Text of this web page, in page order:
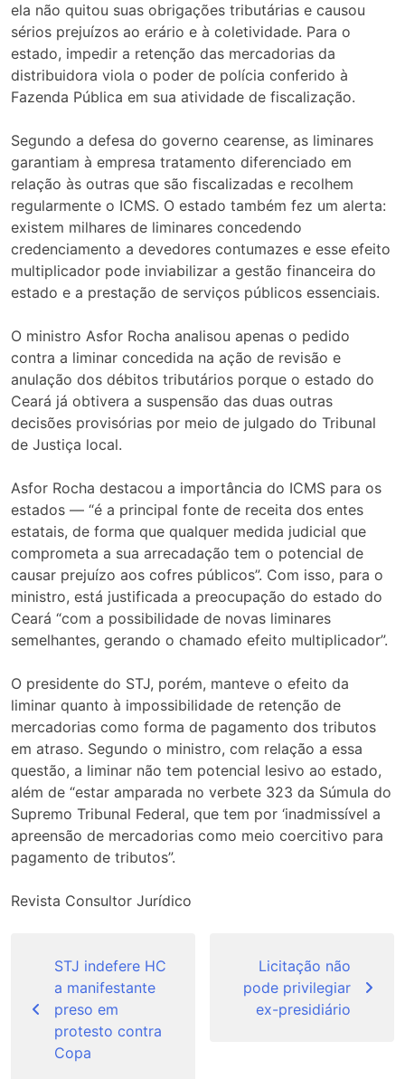
ela não quitou suas obrigações tributárias e causou
sérios prejuízos ao erário e à coletividade. Para o
estado, impedir a retenção das mercadorias da
distribuidora viola o poder de polícia conferido à
Fazenda Pública em sua atividade de fiscalização.
Segundo a defesa do governo cearense, as liminares
garantiam à empresa tratamento diferenciado em
relação às outras que são fiscalizadas e recolhem
regularmente o ICMS. O estado também fez um alerta:
existem milhares de liminares concedendo
credenciamento a devedores contumazes e esse efeito
multiplicador pode inviabilizar a gestão financeira do
estado e a prestação de serviços públicos essenciais.
O ministro Asfor Rocha analisou apenas o pedido
contra a liminar concedida na ação de revisão e
anulação dos débitos tributários porque o estado do
Ceará já obtivera a suspensão das duas outras
decisões provisórias por meio de julgado do Tribunal
de Justiça local.
Asfor Rocha destacou a importância do ICMS para os
estados — “é a principal fonte de receita dos entes
estatais, de forma que qualquer medida judicial que
comprometa a sua arrecadação tem o potencial de
causar prejuízo aos cofres públicos”. Com isso, para o
ministro, está justificada a preocupação do estado do
Ceará “com a possibilidade de novas liminares
semelhantes, gerando o chamado efeito multiplicador”.
O presidente do STJ, porém, manteve o efeito da
liminar quanto à impossibilidade de retenção de
mercadorias como forma de pagamento dos tributos
em atraso. Segundo o ministro, com relação a essa
questão, a liminar não tem potencial lesivo ao estado,
além de “estar amparada no verbete 323 da Súmula do
Supremo Tribunal Federal, que tem por ‘inadmissível a
apreensão de mercadorias como meio coercitivo para
pagamento de tributos”.
Revista Consultor Jurídico
Post
STJ indefere HC
a manifestante
preso em
protesto contra
Copa
Licitação não
pode privilegiar
ex-presidiário